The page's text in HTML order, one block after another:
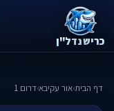
כריש נדל"ן
דף הבית›אור עקיבא›דרום 1